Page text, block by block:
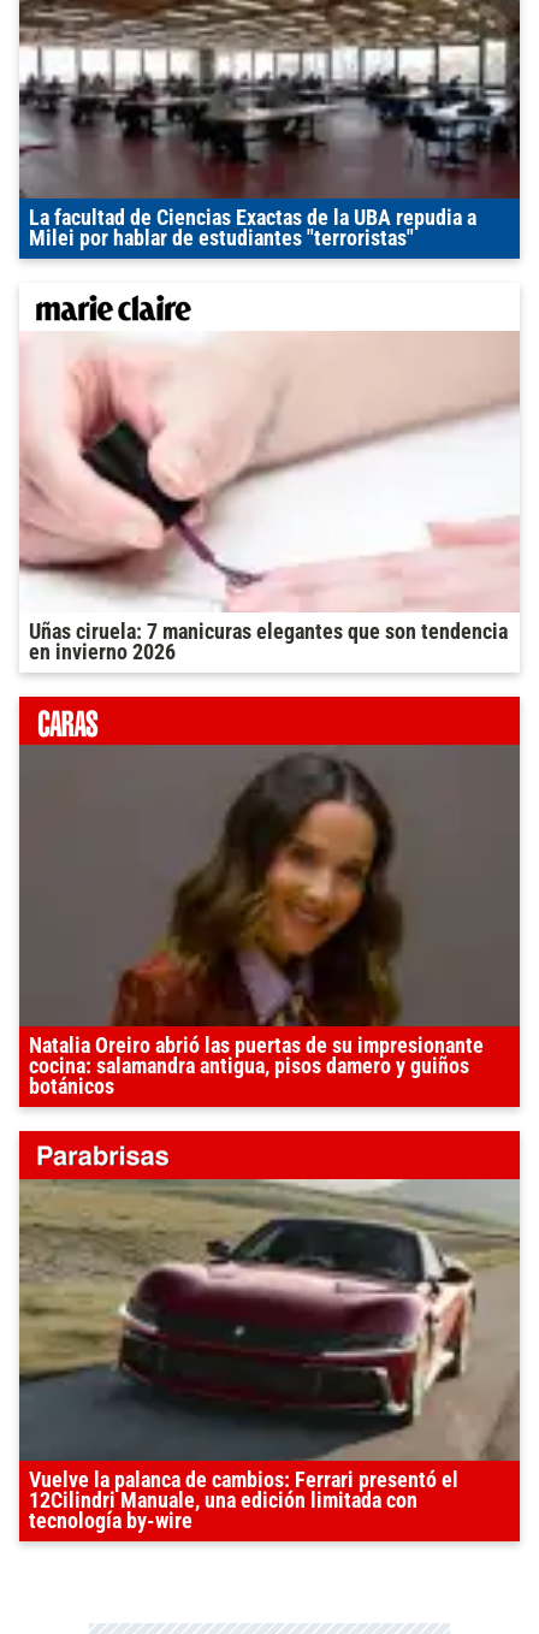
La facultad de Ciencias Exactas de la UBA repudia a
Milei por hablar de estudiantes "terroristas"
Uñas ciruela: 7 manicuras elegantes que son tendencia
en invierno 2026
Natalia Oreiro abrió las puertas de su impresionante
cocina: salamandra antigua, pisos damero y guiños
botánicos
Vuelve la palanca de cambios: Ferrari presentó el
12Cilindri Manuale, una edición limitada con
tecnología by-wire